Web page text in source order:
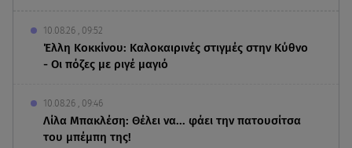
10.08.26 , 09:52
Έλλη Κοκκίνου: Καλοκαιρινές στιγμές στην Κύθνο
- Οι πόζες με ριγέ μαγιό
10.08.26 , 09:46
Λίλα Μπακλέση: Θέλει να... φάει την πατουσίτσα
του μπέμπη της!